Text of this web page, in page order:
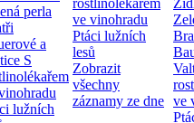
perla
a
S
lužních
rostlinolékařem
ve vinohradu
Ptáci lužních
lesů
Zobrazit
všechny
záznamy ze dne ve